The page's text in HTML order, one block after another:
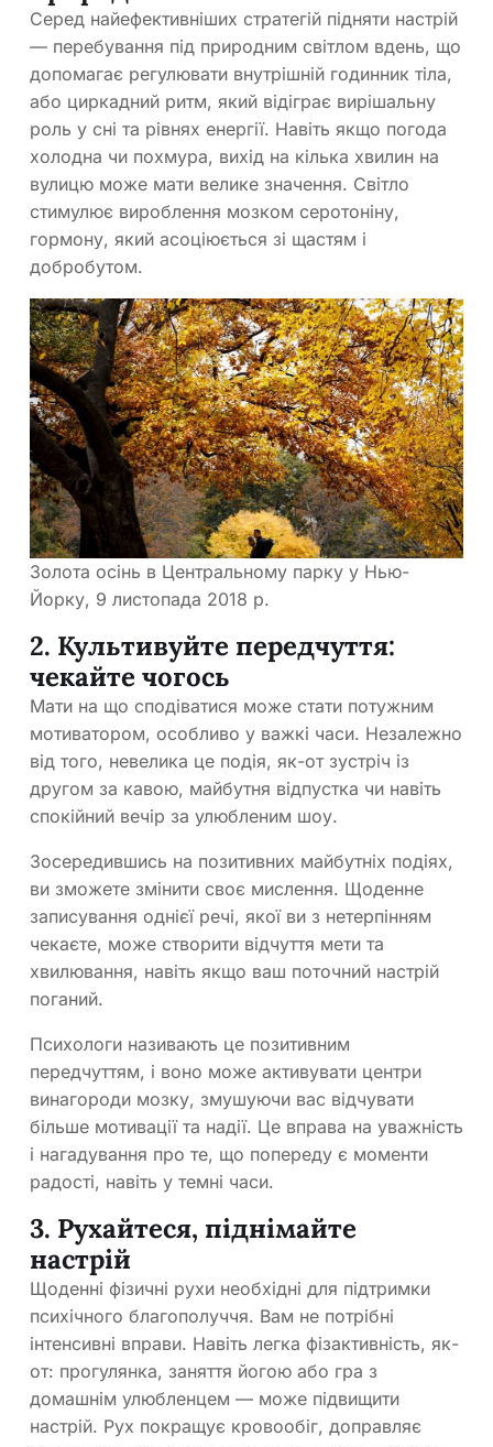
Серед найефективніших стратегій підняти настрій
— перебування під природним світлом вдень, що
допомагає регулювати внутрішній годинник тіла,
або циркадний ритм, який відіграє вирішальну
роль у сні та рівнях енергії. Навіть якщо погода
холодна чи похмура, вихід на кілька хвилин на
вулицю може мати велике значення. Світло
стимулює вироблення мозком серотоніну,
гормону, який асоціюється зі щастям і
добробутом.
Золота осінь в Центральному парку у Нью-
Йорку, 9 листопада 2018 р.
2. Культивуйте передчуття:
чекайте чогось
Мати на що сподіватися може стати потужним
мотиватором, особливо у важкі часи. Незалежно
від того, невелика це подія, як-от зустріч із
другом за кавою, майбутня відпустка чи навіть
спокійний вечір за улюбленим шоу.
Зосередившись на позитивних майбутніх подіях,
ви зможете змінити своє мислення. Щоденне
записування однієї речі, якої ви з нетерпінням
чекаєте, може створити відчуття мети та
хвилювання, навіть якщо ваш поточний настрій
поганий.
Психологи називають це позитивним
передчуттям, і воно може активувати центри
винагороди мозку, змушуючи вас відчувати
більше мотивації та надії. Це вправа на уважність
і нагадування про те, що попереду є моменти
радості, навіть у темні часи.
3. Рухайтеся, піднімайте
настрій
Щоденні фізичні рухи необхідні для підтримки
психічного благополуччя. Вам не потрібні
інтенсивні вправи. Навіть легка фізактивність, як-
от: прогулянка, заняття йогою або гра з
домашнім улюбленцем — може підвищити
настрій. Рух покращує кровообіг, доправляє